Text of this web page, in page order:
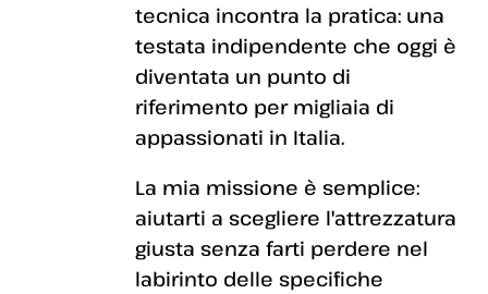
tecnica incontra la pratica: una
testata indipendente che oggi è
diventata un punto di
riferimento per migliaia di
appassionati in Italia.
La mia missione è semplice:
aiutarti a scegliere l'attrezzatura
giusta senza farti perdere nel
labirinto delle specifiche